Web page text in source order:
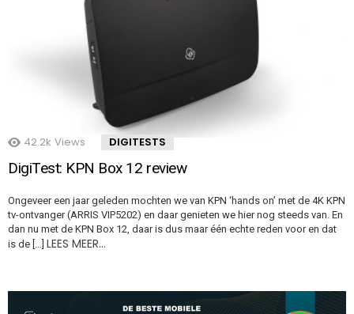
42.2k Views DIGITESTS
DigiTest: KPN Box 12 review
Ongeveer een jaar geleden mochten we van KPN ‘hands on’ met de 4K KPN
tv-ontvanger (ARRIS VIP5202) en daar genieten we hier nog steeds van. En
dan nu met de KPN Box 12, daar is dus maar één echte reden voor en dat
is de […] LEES MEER…